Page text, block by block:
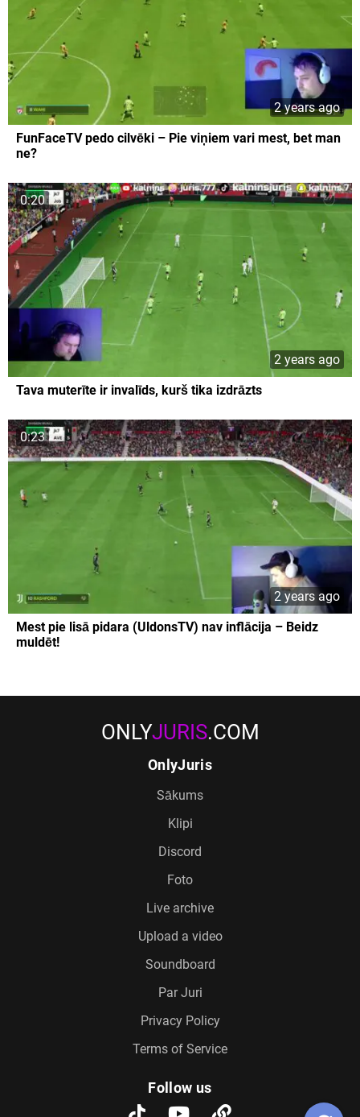
2 years ago
FunFaceTV pedo cilvēki – Pie viņiem vari mest, bet man
ne?
0:20
2 years ago
Tava muterīte ir invalīds, kurš tika izdrāzts
0:23
2 years ago
Mest pie lisā pidara (UldonsTV) nav inflācija – Beidz
muldēt!
ONLYJURIS.COM
OnlyJuris
Sākums
Klipi
Discord
Foto
Live archive
Upload a video
Soundboard
Par Juri
Privacy Policy
Terms of Service
Follow us